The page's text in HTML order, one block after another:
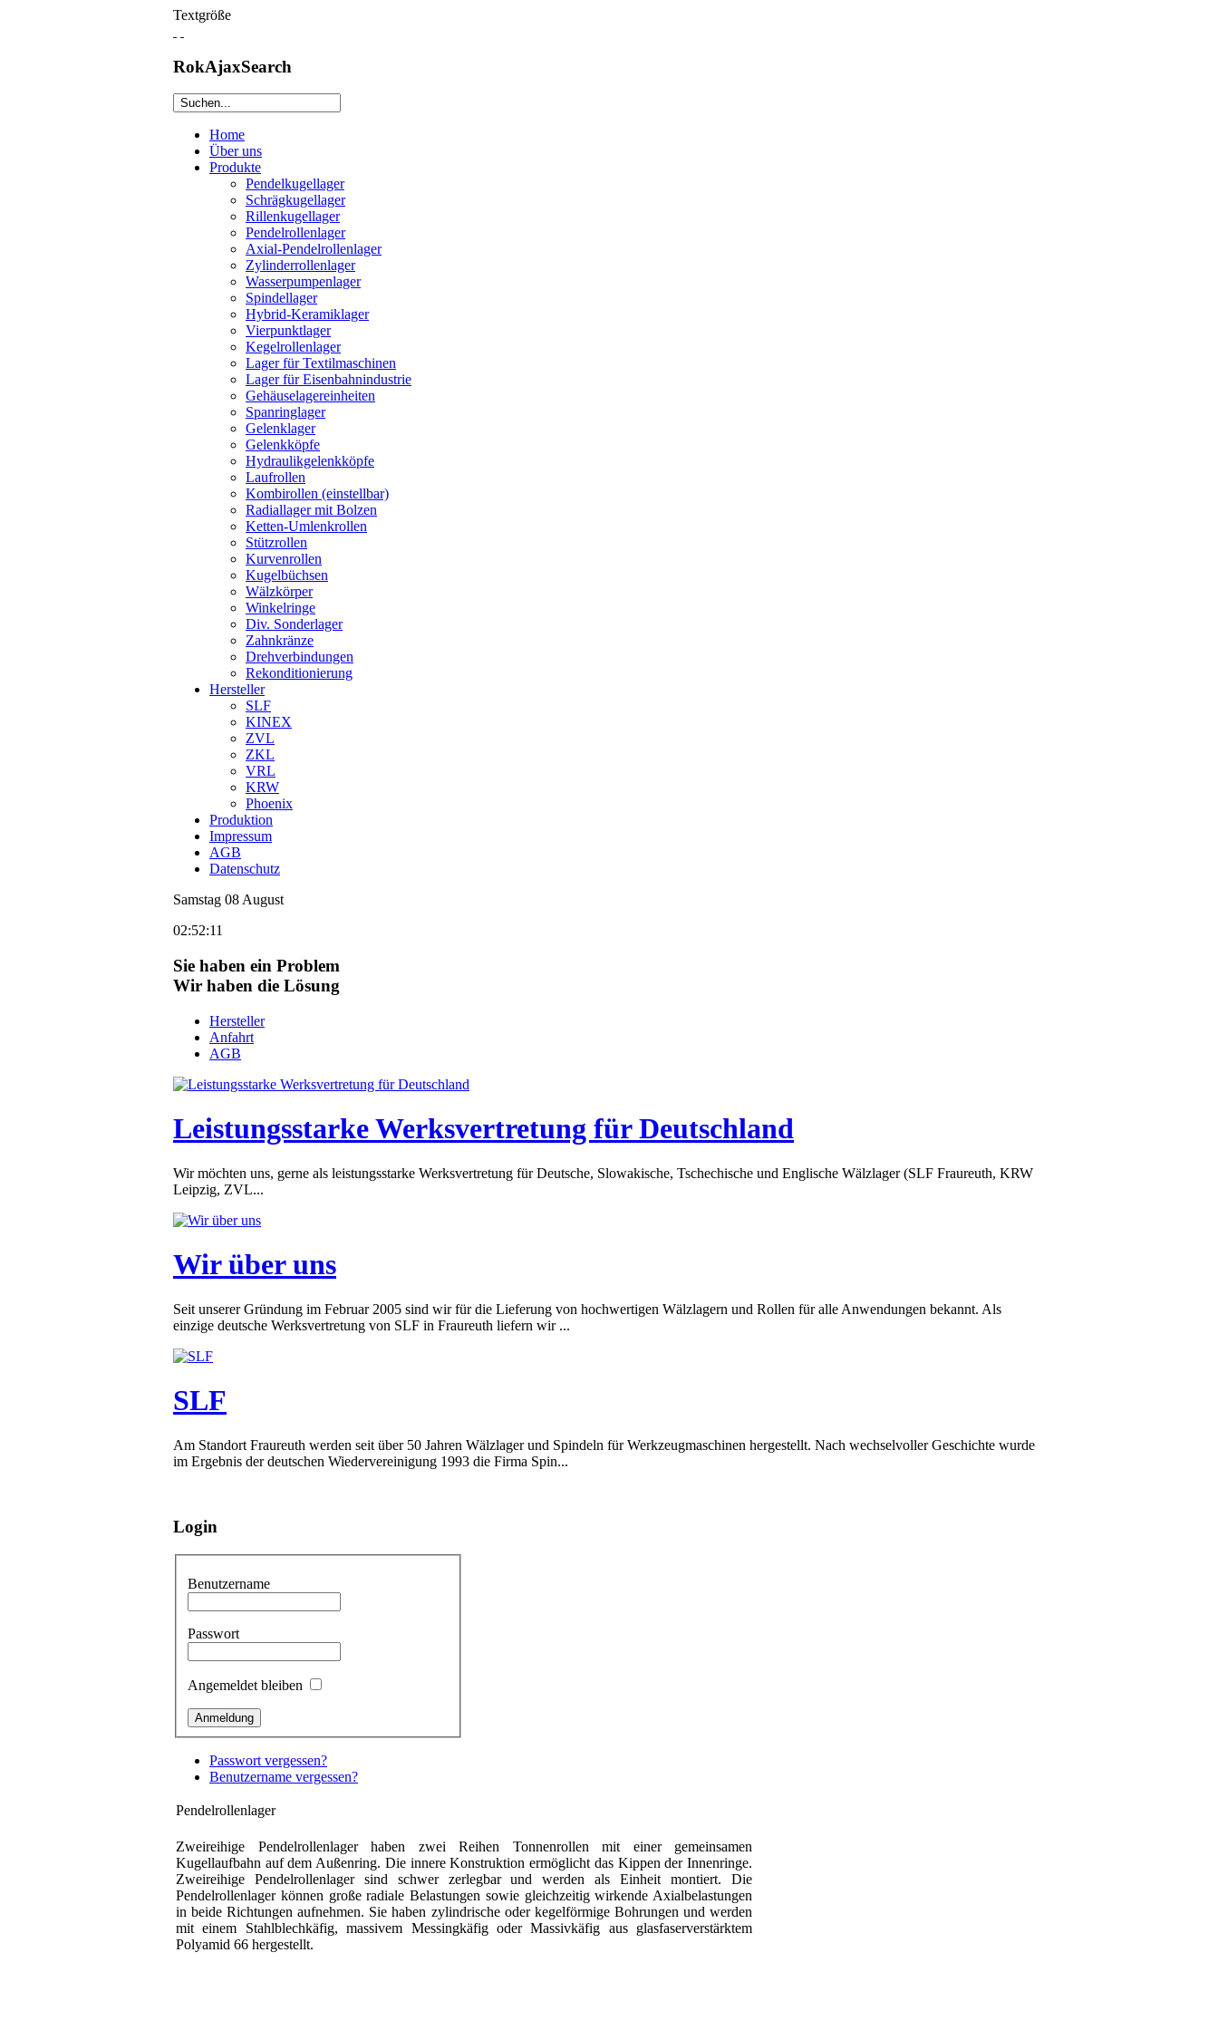
Textgröße
RokAjaxSearch
Home
Über uns
Produkte
Pendelkugellager
Schrägkugellager
Rillenkugellager
Pendelrollenlager
Axial-Pendelrollenlager
Zylinderrollenlager
Wasserpumpenlager
Spindellager
Hybrid-Keramiklager
Vierpunktlager
Kegelrollenlager
Lager für Textilmaschinen
Lager für Eisenbahnindustrie
Gehäuselagereinheiten
Spanringlager
Gelenklager
Gelenkköpfe
Hydraulikgelenkköpfe
Laufrollen
Kombirollen (einstellbar)
Radiallager mit Bolzen
Ketten-Umlenkrollen
Stützrollen
Kurvenrollen
Kugelbüchsen
Wälzkörper
Winkelringe
Div. Sonderlager
Zahnkränze
Drehverbindungen
Rekonditionierung
Hersteller
SLF
KINEX
ZVL
ZKL
VRL
KRW
Phoenix
Produktion
Impressum
AGB
Datenschutz
Samstag 08August
02:52:11
Sie haben ein Problem
Wir haben die Lösung
Hersteller
Anfahrt
AGB
Leistungsstarke Werksvertretung für Deutschland
Wir möchten uns, gerne als leistungsstarke Werksvertretung für Deutsche, Slowakische, Tschechische und Englische Wälzlager (SLF Fraureuth, KRW
Leipzig, ZVL...
Wir über uns
Seit unserer Gründung im Februar 2005 sind wir für die Lieferung von hochwertigen Wälzlagern und Rollen für alle Anwendungen bekannt. Als
einzige deutsche Werksvertretung von SLF in Fraureuth liefern wir ...
SLF
Am Standort Fraureuth werden seit über 50 Jahren Wälzlager und Spindeln für Werkzeugmaschinen hergestellt. Nach wechselvoller Geschichte wurde
im Ergebnis der deutschen Wiedervereinigung 1993 die Firma Spin...
Login
Benutzername
Passwort
Angemeldet bleiben
Passwort vergessen?
Benutzername vergessen?
Pendelrollenlager
Zweireihige Pendelrollenlager haben zwei Reihen Tonnenrollen mit einer gemeinsamen
Kugellaufbahn auf dem Außenring. Die innere Konstruktion ermöglicht das Kippen der Innenringe.
Zweireihige Pendelrollenlager sind schwer zerlegbar und werden als Einheit montiert. Die
Pendelrollenlager können große radiale Belastungen sowie gleichzeitig wirkende Axialbelastungen
in beide Richtungen aufnehmen. Sie haben zylindrische oder kegelförmige Bohrungen und werden
mit einem Stahlblechkäfig, massivem Messingkäfig oder Massivkäfig aus glasfaserverstärktem
Polyamid 66 hergestellt.